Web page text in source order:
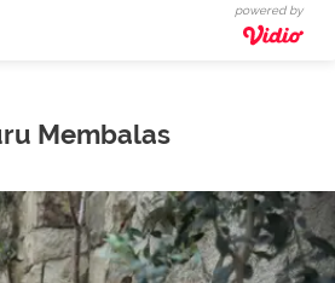
powered by
Membalas